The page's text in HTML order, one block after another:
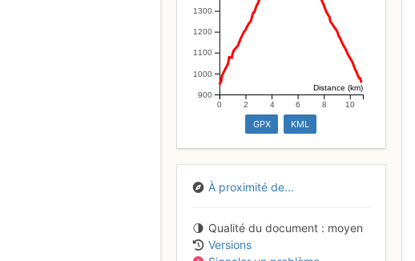
900
1000
1100
1200
1300
0 2 4 6 8 10
Distance (km)
GPX KML
À proximité de...
Qualité du document
moyen
Versions